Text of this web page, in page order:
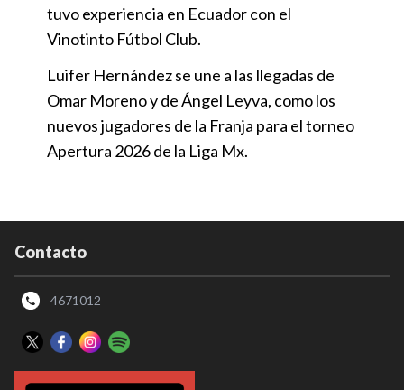
tuvo experiencia en Ecuador con el
Vinotinto Fútbol Club.
Luifer Hernández se une a las llegadas de
Omar Moreno y de Ángel Leyva, como los
nuevos jugadores de la Franja para el torneo
Apertura 2026 de la Liga Mx.
Contacto
4671012